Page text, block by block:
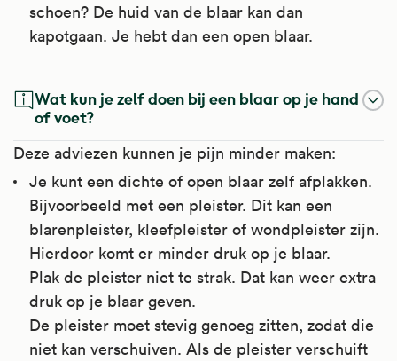
schoen? De huid van de blaar kan dan
kapotgaan. Je hebt dan een open blaar.
Wat kun je zelf doen bij een blaar op je hand
of voet?
Deze adviezen kunnen je pijn minder maken:
Je kunt een dichte of open blaar zelf afplakken.
Bijvoorbeeld met een pleister. Dit kan een
blarenpleister, kleefpleister of wondpleister zijn.
Hierdoor komt er minder druk op je blaar.
Plak de pleister niet te strak. Dat kan weer extra
druk op je blaar geven.
De pleister moet stevig genoeg zitten, zodat die
niet kan verschuiven. Als de pleister verschuift